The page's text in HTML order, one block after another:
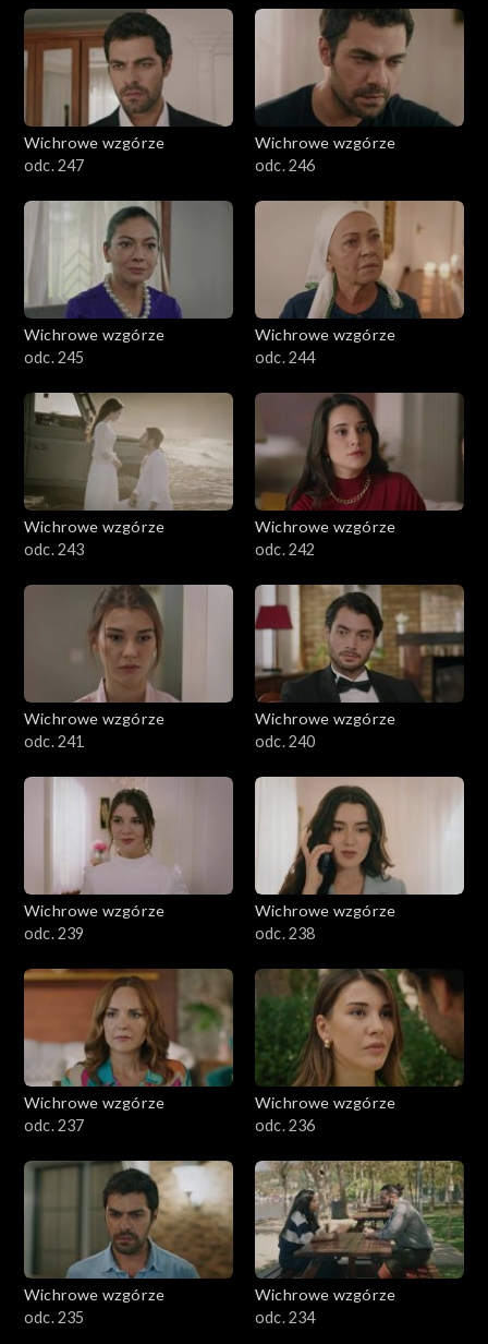
Wichrowe wzgórze
odc. 247
Wichrowe wzgórze
odc. 246
Wichrowe wzgórze
odc. 245
Wichrowe wzgórze
odc. 244
Wichrowe wzgórze
odc. 243
Wichrowe wzgórze
odc. 242
Wichrowe wzgórze
odc. 241
Wichrowe wzgórze
odc. 240
Wichrowe wzgórze
odc. 239
Wichrowe wzgórze
odc. 238
Wichrowe wzgórze
odc. 237
Wichrowe wzgórze
odc. 236
Wichrowe wzgórze
odc. 235
Wichrowe wzgórze
odc. 234